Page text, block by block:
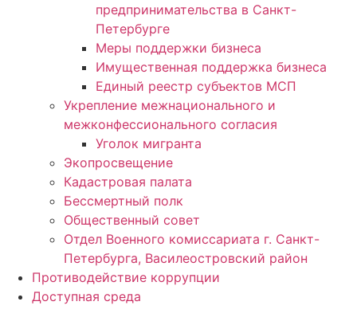
предпринимательства в Санкт-
Петербурге
Меры поддержки бизнеса
Имущественная поддержка бизнеса
Единый реестр субъектов МСП
Укрепление межнационального и
межконфессионального согласия
Уголок мигранта
Экопросвещение
Кадастровая палата
Бессмертный полк
Общественный совет
Отдел Военного комиссариата г. Санкт-
Петербурга, Василеостровский район
Противодействие коррупции
Доступная среда